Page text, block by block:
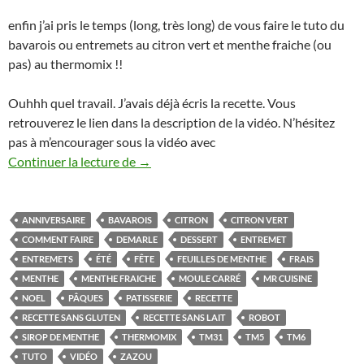
enfin j’ai pris le temps (long, très long) de vous faire le tuto du
bavarois ou entremets au citron vert et menthe fraiche (ou
pas) au thermomix !!
Ouhhh quel travail. J’avais déjà écris la recette. Vous
retrouverez le lien dans la description de la vidéo. N’hésitez
pas à m’encourager sous la vidéo avec
Continuer la lecture de Bavarois citron vert et menthe au
→
ANNIVERSAIRE BAVAROIS CITRON
CITRON VERT
COMMENT FAIRE
DEMARLE DESSERT
ENTREMET
ENTREMETS
ÉTÉ FÊTE FEUILLES DE MENTHE
FRAIS
MENTHE
MENTHE FRAICHE MOULE CARRÉ
MR CUISINE
NOEL
PÂQUES PATISSERIE
RECETTE
RECETTE SANS GLUTEN
RECETTE SANS LAIT
ROBOT
SIROP DE MENTHE
THERMOMIX TM31 TM5
TM6
TUTO
VIDÉO ZAZOU